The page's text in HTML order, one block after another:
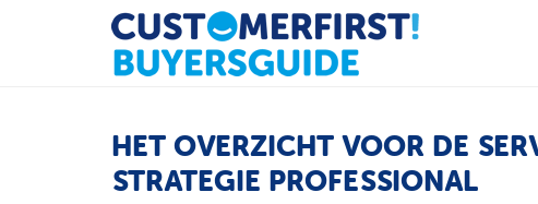
HET OVERZICHT VOOR DE
STRATEGIE PROFESSIONAL